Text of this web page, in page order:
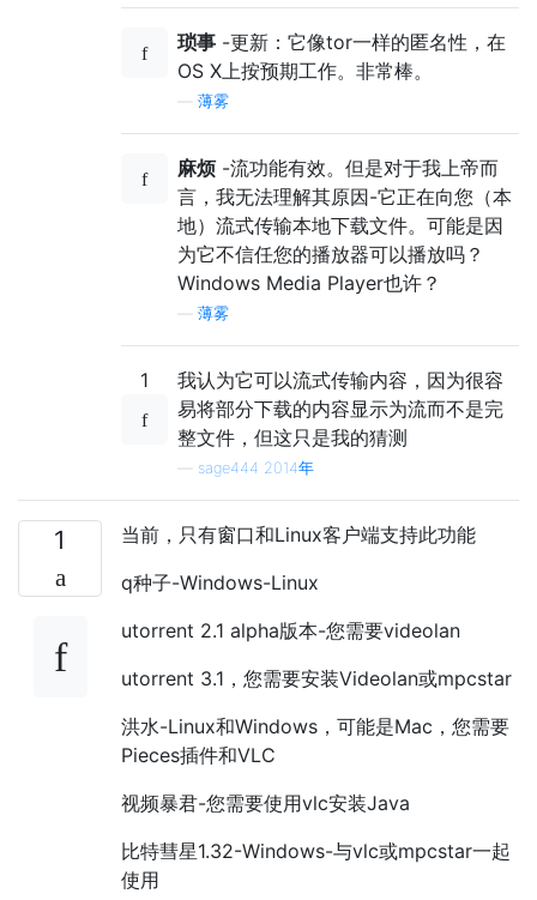
琐事 -更新：它像tor一样的匿名性，在
OS X上按预期工作。非常棒。
薄雾
麻烦-流功能有效。但是对于我上帝而
言，我无法理解其原因-它正在向您（本
地）流式传输本地下载文件。可能是因
为它不信任您的播放器可以播放吗？
Windows Media Player也许？
薄雾
1
我认为它可以流式传输内容，因为很容
易将部分下载的内容显示为流而不是完
整文件，但这只是我的猜测
sage444 2014年
1
当前，只有窗口和Linux客户端支持此功能
q种子-Windows-Linux
utorrent 2.1 alpha版本-您需要videolan
utorrent 3.1，您需要安装Videolan或mpcstar
洪水-Linux和Windows，可能是Mac，您需要
Pieces插件和VLC
视频暴君-您需要使用vlc安装Java
比特彗星1.32-Windows-与vlc或mpcstar一起
使用